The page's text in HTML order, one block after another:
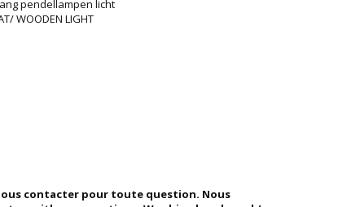
pendellampen licht
WOODEN LIGHT
contacter pour toute question. Nous